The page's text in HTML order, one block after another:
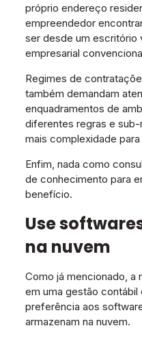
próprio endereço
empreendedor
ser desde um escritório
empresarial
Regimes de
também demandam
enquadramentos de
diferentes regras e
mais complexidade
Enfim, nada como
de conhecimento para
benefício.
Use
na nuvem
Como já mencionado, a
em uma gestão
preferência aos
armazenam na nuvem.